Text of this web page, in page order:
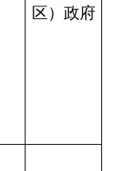
区）政府